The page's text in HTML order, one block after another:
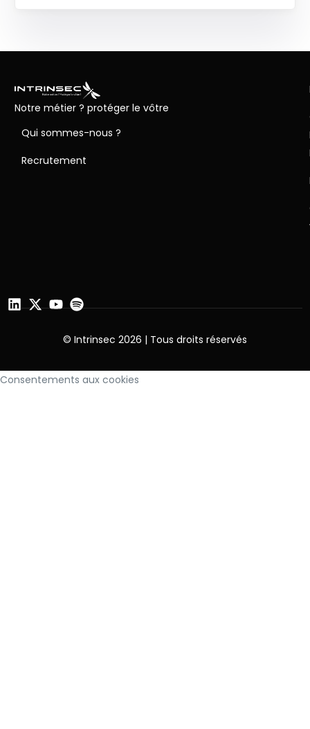
Notre métier ? protéger le vôtre
Qui sommes-nous ?
Recrutement
© Intrinsec 2026 | Tous droits réservés
Consentements aux cookies